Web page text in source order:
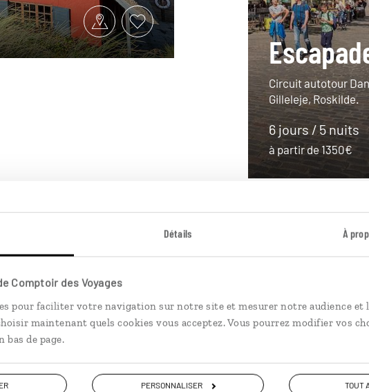
Détails À
Comptoir des Voyages
pour faciliter votre navigation sur notre site et mesurer notre audience et
maintenant quels cookies vous acceptez. Vous pourrez modifier vos
bas de page.
PERSONNALISER TOUT
Circuit autotour
Gilleleje, Roskilde.
6 jours / 5 nuits
à partir de 1350€
plus loin